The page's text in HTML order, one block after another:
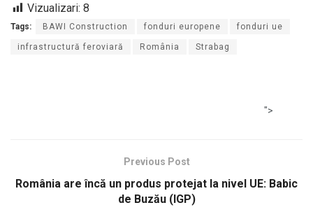
Vizualizari: 8
Tags: BAWI Construction fonduri europene fonduri ue
infrastructură feroviară România Strabag
">
Previous Post
România are încă un produs protejat la nivel UE: Babic
de Buzău (IGP)